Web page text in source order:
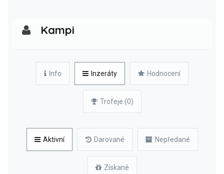
Kampi
Info Inzeráty Hodnocení
Trofeje (0)
Aktivní Darované Nepředané
Získané